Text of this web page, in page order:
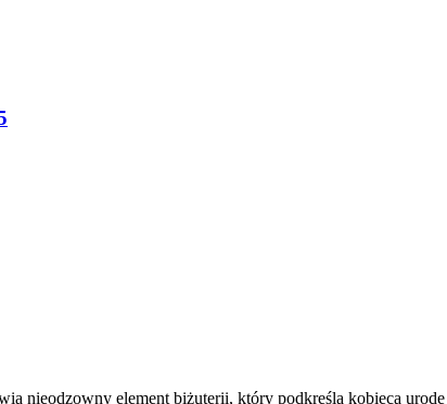
nieodzowny element biżuterii, który podkreśla kobiecą